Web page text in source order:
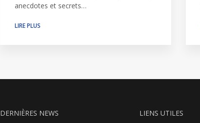
anecdotes et secrets…
LIRE PLUS
DERNIÈRES NEWS LIENS UTILES